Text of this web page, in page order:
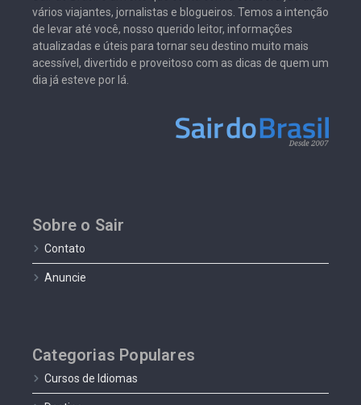
vários viajantes, jornalistas e blogueiros. Temos a intenção
de levar até você, nosso querido leitor, informações
atualizadas e úteis para tornar seu destino muito mais
acessível, divertido e proveitoso com as dicas de quem um
dia já esteve por lá.
Sobre o Sair
Contato
Anuncie
Categorias Populares
Cursos de Idiomas